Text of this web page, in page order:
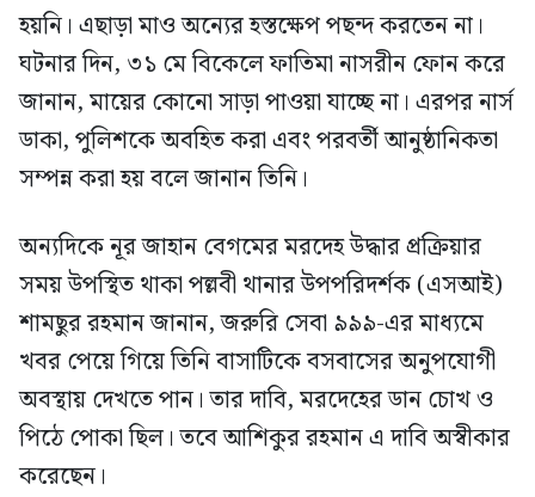
হয়নি। এছাড়া মাও অন্যের হস্তক্ষেপ পছন্দ করতেন না।
ঘটনার দিন, ৩১ মে বিকেলে ফাতিমা নাসরীন ফোন করে
জানান, মায়ের কোনো সাড়া পাওয়া যাচ্ছে না। এরপর নার্স
ডাকা, পুলিশকে অবহিত করা এবং পরবর্তী আনুষ্ঠানিকতা
সম্পন্ন করা হয় বলে জানান তিনি।
অন্যদিকে নূর জাহান বেগমের মরদেহ উদ্ধার প্রক্রিয়ার
সময় উপস্থিত থাকা পল্লবী থানার উপপরিদর্শক (এসআই)
শামছুর রহমান জানান, জরুরি সেবা ৯৯৯-এর মাধ্যমে
খবর পেয়ে গিয়ে তিনি বাসাটিকে বসবাসের অনুপযোগী
অবস্থায় দেখতে পান। তার দাবি, মরদেহের ডান চোখ ও
পিঠে পোকা ছিল। তবে আশিকুর রহমান এ দাবি অস্বীকার
করেছেন।